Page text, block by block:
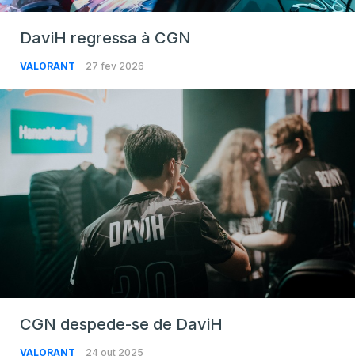
DaviH regressa à CGN
VALORANT 27 fev 2026
CGN despede-se de DaviH
VALORANT 24 out 2025